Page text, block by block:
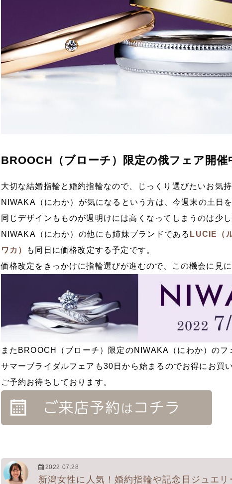
BROOCH（ブローチ）限定の俄フェア開催
大切な結婚指輪と婚約指輪なので、じっくり選びたいお気
NIWAKA（にわか）が気になるという方は、今週末の土日
同じデザインもものが週明けには高くなってしまうのは少
NIWAKA（にわか）の他にも姉妹ブランドである LUCIE（
ワカ）
も同日に価格改定する予定です。
価格改定をきっかけに指輪選びが進むので、この機会に見に
またBROOCH（ブローチ）限定のNIWAKA（にわか）のフ
サマーブライダルフェアも30日から始まるのでお得にお買
ご予約お待ちしております。
2022.07.28
新潟女性に人気！婚約指輪や記念日ジュエ